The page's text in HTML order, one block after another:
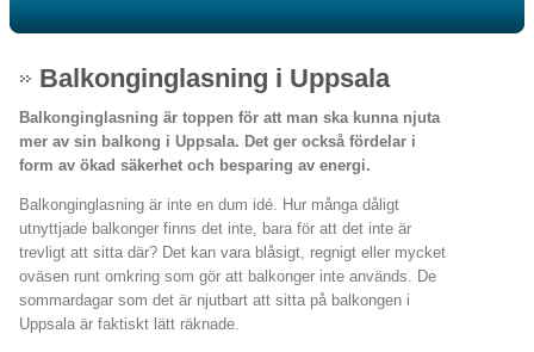
Balkonginglasning i Uppsala
Balkonginglasning är toppen för att man ska kunna njuta
mer av sin balkong i Uppsala. Det ger också fördelar i
form av ökad säkerhet och besparing av energi.
Balkonginglasning är inte en dum idé. Hur många dåligt
utnyttjade balkonger finns det inte, bara för att det inte är
trevligt att sitta där? Det kan vara blåsigt, regnigt eller mycket
oväsen runt omkring som gör att balkonger inte används. De
sommardagar som det är njutbart att sitta på balkongen i
Uppsala är faktiskt lätt räknade.